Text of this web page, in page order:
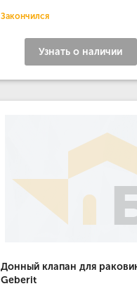
Закончился
Узнать о наличии
Донный клапан для
Geberit